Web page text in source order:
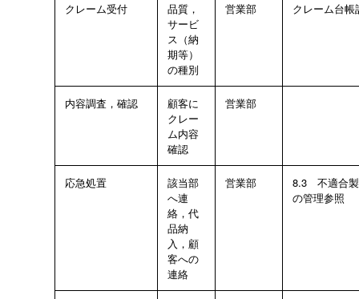
クレーム受付
品質，
サービ
ス（納
期等）
の種別
営業部 クレーム台帳
内容調査，確認
顧客に
クレー
ム内容
確認
営業部
応急処置
該当部
へ連
絡，代
品納
入，顧
客への
連絡
営業部
8.3 不適合
の管理参照